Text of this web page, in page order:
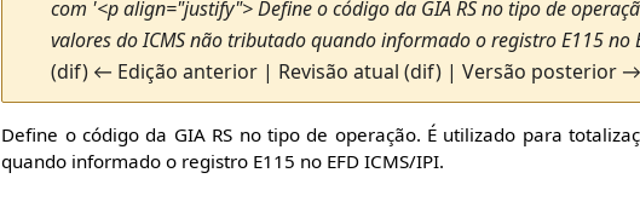
com '<p align="justify"> Define o código da GIA RS no tipo de
valores do ICMS não tributado quando informado o registro E115 no
(dif) ← Edição anterior | Revisão atual (dif) | Versão posterior
Define o código da GIA RS no tipo de operação. É utilizado para
quando informado o registro E115 no EFD ICMS/IPI.